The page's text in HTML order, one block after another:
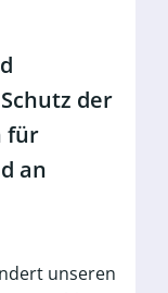
der
für
an
unseren